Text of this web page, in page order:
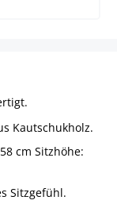
Kautschukholz.
cm Sitzhöhe:
Sitzgefühl.